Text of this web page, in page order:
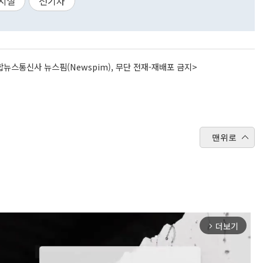
뉴스통신사 뉴스핌(Newspim), 무단 전재-재배포 금지>
맨위로
arrow_forward_ios 더보기